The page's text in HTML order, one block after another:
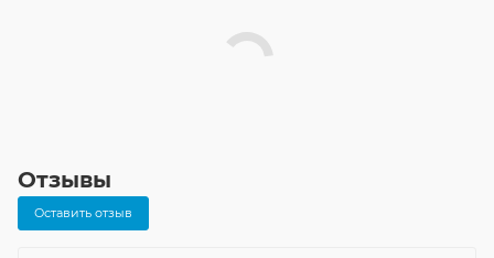
Отзывы
Оставить отзыв